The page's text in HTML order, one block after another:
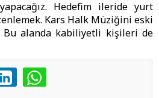
Hedefim ileride yurt
Kars Halk Müziğini eski
Bu alanda kabiliyetli kişileri de